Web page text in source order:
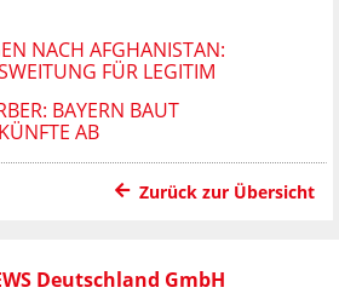
NACH AFGHANISTAN:
FÜR LEGITIM
BAYERN BAUT
AB
Zurück zur Übersicht
Deutschland GmbH